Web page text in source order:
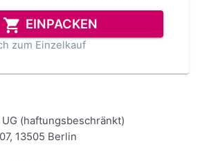
EINPACKEN
zum Einzelkauf
(haftungsbeschränkt)
13505 Berlin